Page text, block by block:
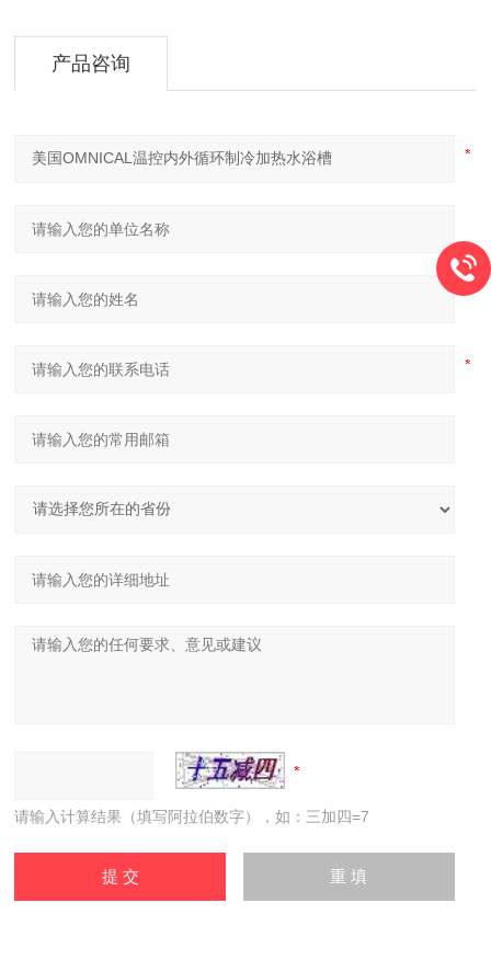
产品咨询
请输入计算结果（填写阿拉伯数字），如：三加四=7